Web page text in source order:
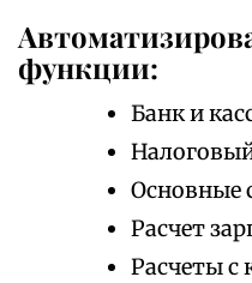
функции:
Банк и
Основные
Расчет
Расчеты с